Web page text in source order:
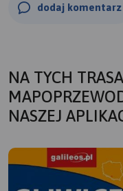
dodaj komentarz
NA TYCH
NASZEJ